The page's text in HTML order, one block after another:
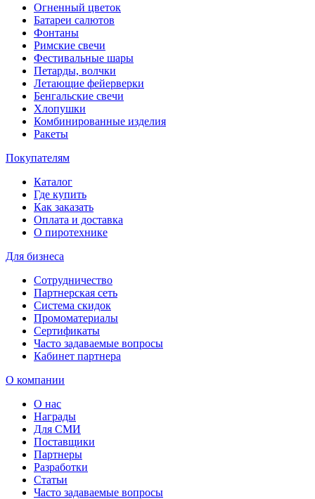
Огненный цветок
Батареи салютов
Фонтаны
Римские свечи
Фестивальные шары
Петарды, волчки
Летающие фейерверки
Бенгальские свечи
Хлопушки
Комбинированные изделия
Ракеты
Покупателям
Каталог
Где купить
Как заказать
Оплата и доставка
О пиротехнике
Для бизнеса
Сотрудничество
Партнерская сеть
Система скидок
Промоматериалы
Сертификаты
Часто задаваемые вопросы
Кабинет партнера
О компании
О нас
Награды
Для СМИ
Поставщики
Партнеры
Разработки
Статьи
Часто задаваемые вопросы